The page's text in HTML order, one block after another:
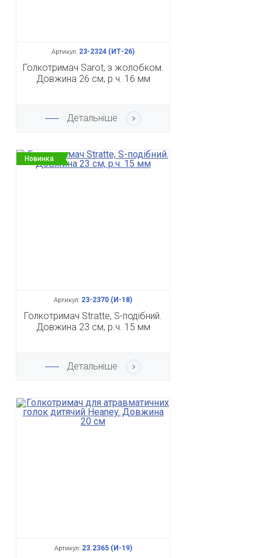
Артикул: 23-2324 (ИТ-26)
Голкотримач Sarot, з жолобком.
Довжина 26 см, р.ч. 16 мм
Детальніше
Новинка
Артикул: 23-2370 (И-18)
Голкотримач Stratte, S-подібний.
Довжина 23 см, р.ч. 15 мм
Детальніше
Артикул:23.2365 (И-19)